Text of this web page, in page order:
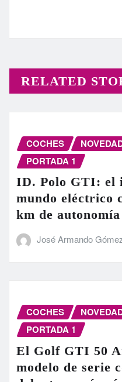
RELATED
COCHES
PORTADA 1
ID. Polo GTI: el
mundo eléctrico
km de autonomía
José Armando
COCHES
PORTADA 1
El Golf GTI 50
modelo de serie